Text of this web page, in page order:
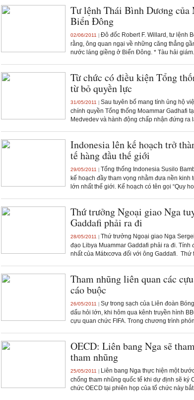
Tư lệnh Thái Bình Dương
Biển Đông
02/06/2011
Đô đốc Robert F. Willard, tư lệnh
rằng, ông quan ngại về những căng thẳng
nước láng giềng ở Biển Đông. * Tàu hải
Từ chức có điều kiện Tổng
từ bỏ quyền lực
31/05/2011
Sau tuyên bố mang tính ủng hộ
chính quyền Tổng thống Moammar Gadhafi
Medvedev và hành động chấp nhận đứng ra
Indonesia lên kế hoạch trở
tế hàng đầu thế giới
29/05/2011
Tổng thống Indonesia Susilo
kế hoạch đầy tham vọng nhằm đưa nền
lớn nhất thế giới. Kế hoạch có tên gọi “Quy
Thứ trưởng Ngoại giao Nga
Gaddafi phải ra đi
28/05/2011
Thứ trưởng Ngoại giao Nga
đạo Libya Muammar Gaddafi phải ra đi. Tính
nhất của Mátxcơva đối với ông Gaddafi. Thứ
Tham nhũng liên quan các
cáo buộc
26/05/2011
Sự trong sạch của Liên đoàn
dấu hỏi lớn, khi hôm qua kênh truyền hình
cựu quan chức FIFA. Trong chương trình
OECD: Liên bang Nga sẽ
tham nhũng
25/05/2011
Liên bang Nga thực hiện một
chống tham nhũng quốc tế khi dự định sẽ ký
chức OECD tại phiên họp của tổ chức này